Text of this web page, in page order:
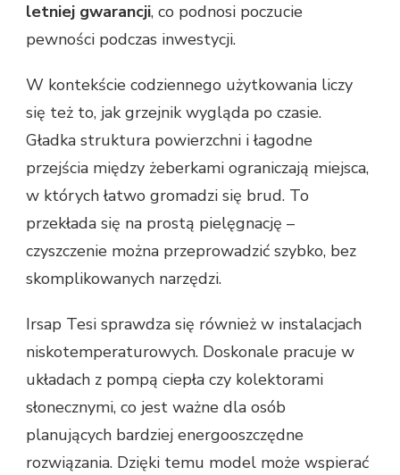
letniej gwarancji, co podnosi poczucie
pewności podczas inwestycji.
W kontekście codziennego użytkowania liczy
się też to, jak grzejnik wygląda po czasie.
Gładka struktura powierzchni i łagodne
przejścia między żeberkami ograniczają miejsca,
w których łatwo gromadzi się brud. To
przekłada się na prostą pielęgnację –
czyszczenie można przeprowadzić szybko, bez
skomplikowanych narzędzi.
Irsap Tesi sprawdza się również w instalacjach
niskotemperaturowych. Doskonale pracuje w
układach z pompą ciepła czy kolektorami
słonecznymi, co jest ważne dla osób
planujących bardziej energooszczędne
rozwiązania. Dzięki temu model może wspierać